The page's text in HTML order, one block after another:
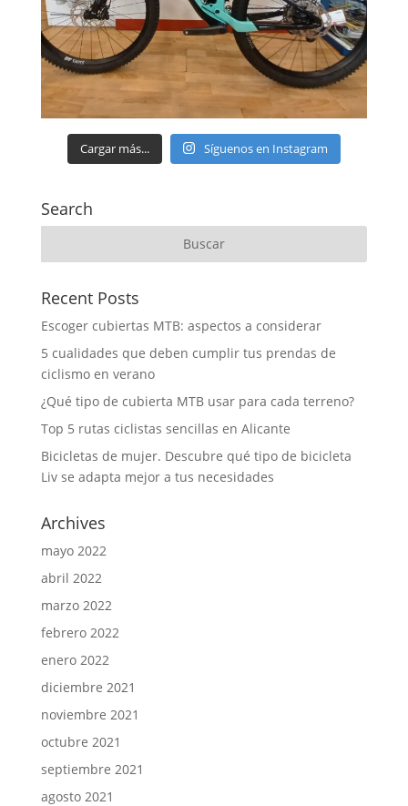
Cargar más... Síguenos en Instagram
Search
Recent Posts
Escoger cubiertas MTB: aspectos a considerar
5 cualidades que deben cumplir tus prendas de
ciclismo en verano
¿Qué tipo de cubierta MTB usar para cada terreno?
Top 5 rutas ciclistas sencillas en Alicante
Bicicletas de mujer. Descubre qué tipo de bicicleta
Liv se adapta mejor a tus necesidades
Archives
mayo 2022
abril 2022
marzo 2022
febrero 2022
enero 2022
diciembre 2021
noviembre 2021
octubre 2021
septiembre 2021
agosto 2021